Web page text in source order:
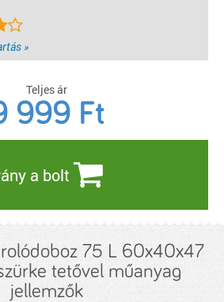
»
Teljes ár
999 Ft
a bolt
75 L 60x40x47
tetővel műanyag
jellemzők